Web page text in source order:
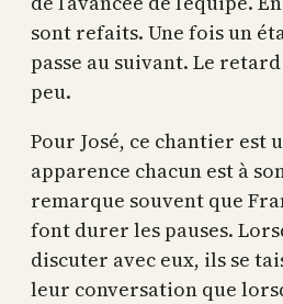
sont refaits. Une fois un
passe au suivant. Le
peu.
Pour José, ce chantier est
apparence chacun est à
remarque souvent que
font durer les pauses.
discuter avec eux, ils se
leur conversation que